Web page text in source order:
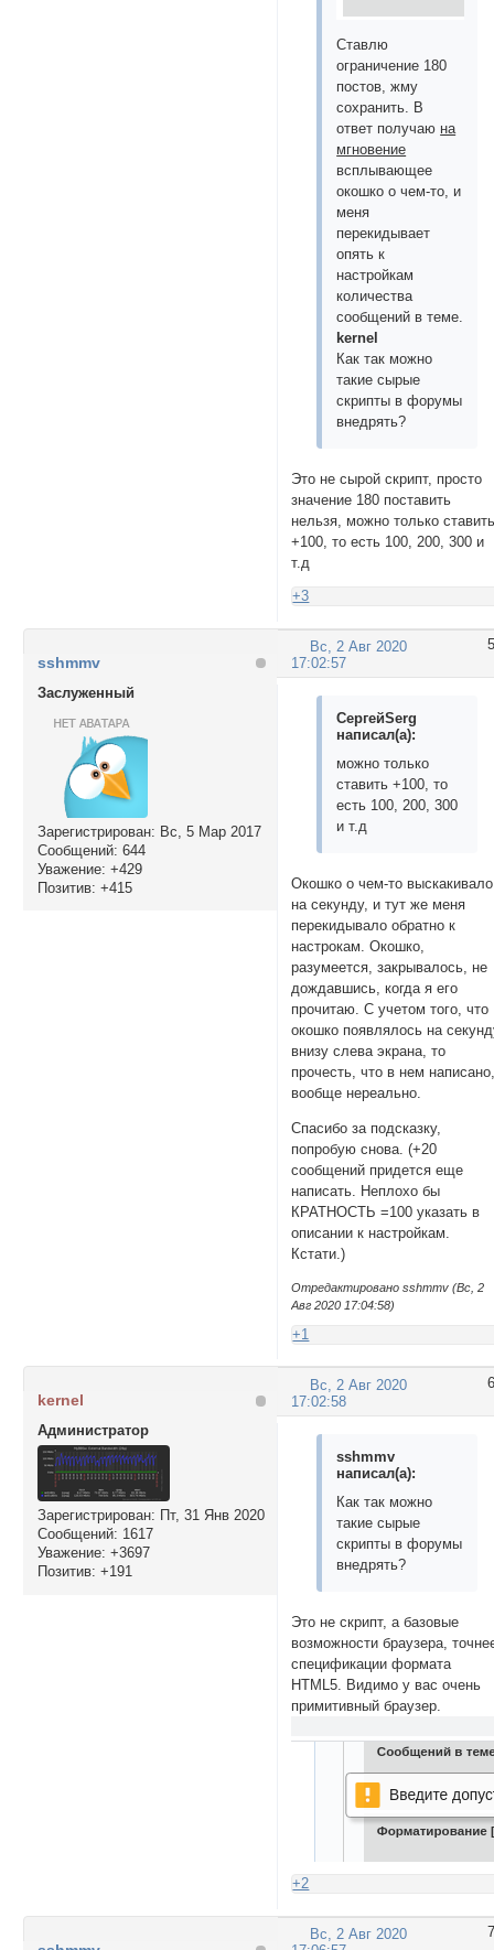
Ставлю
ограничение 180
постов, жму
сохранить. В
ответ получаю на
мгновение
всплывающее
окошко о чем-то, и
меня
перекидывает
опять к
настройкам
количества
сообщений в теме.
kernel
Как так можно
такие сырые
скрипты в форумы
внедрять?
Это не сырой скрипт, просто
значение 180 поставить
нельзя, можно только
+100, то есть 100, 200, 300 и
т.д
+3
5
Вс, 2 Авг 2020
17:02:57
sshmmv
Заслуженный
Зарегистрирован: Вс, 5 Мар 2017
Сообщений: 644
Уважение: +429
Позитив: +415
СергейSerg
написал(а):
можно только
ставить +100, то
есть 100, 200, 300
и т.д
Окошко о чем-то выскакивало
на секунду, и тут же меня
перекидывало обратно к
настрокам. Окошко,
разумеется, закрывалось, не
дождавшись, когда я его
прочитаю. С учетом того, что
окошко появлялось на
внизу слева экрана, то
прочесть, что в нем
вообще нереально.
Спасибо за подсказку,
попробую снова. (+20
сообщений придется еще
написать. Неплохо бы
КРАТНОСТЬ =100 указать в
описании к настройкам.
Кстати.)
Отредактировано sshmmv (Вс, 2
Авг 2020 17:04:58)
+1
6
Вс, 2 Авг 2020
17:02:58
kernel
Администратор
Зарегистрирован: Пт, 31 Янв 2020
Сообщений: 1617
Уважение: +3697
Позитив: +191
sshmmv
написал(а):
Как так можно
такие сырые
скрипты в форумы
внедрять?
Это не скрипт, а базовые
возможности браузера,
спецификации формата
HTML5. Видимо у вас очень
примитивный браузер.
+2
7
Вс, 2 Авг 2020